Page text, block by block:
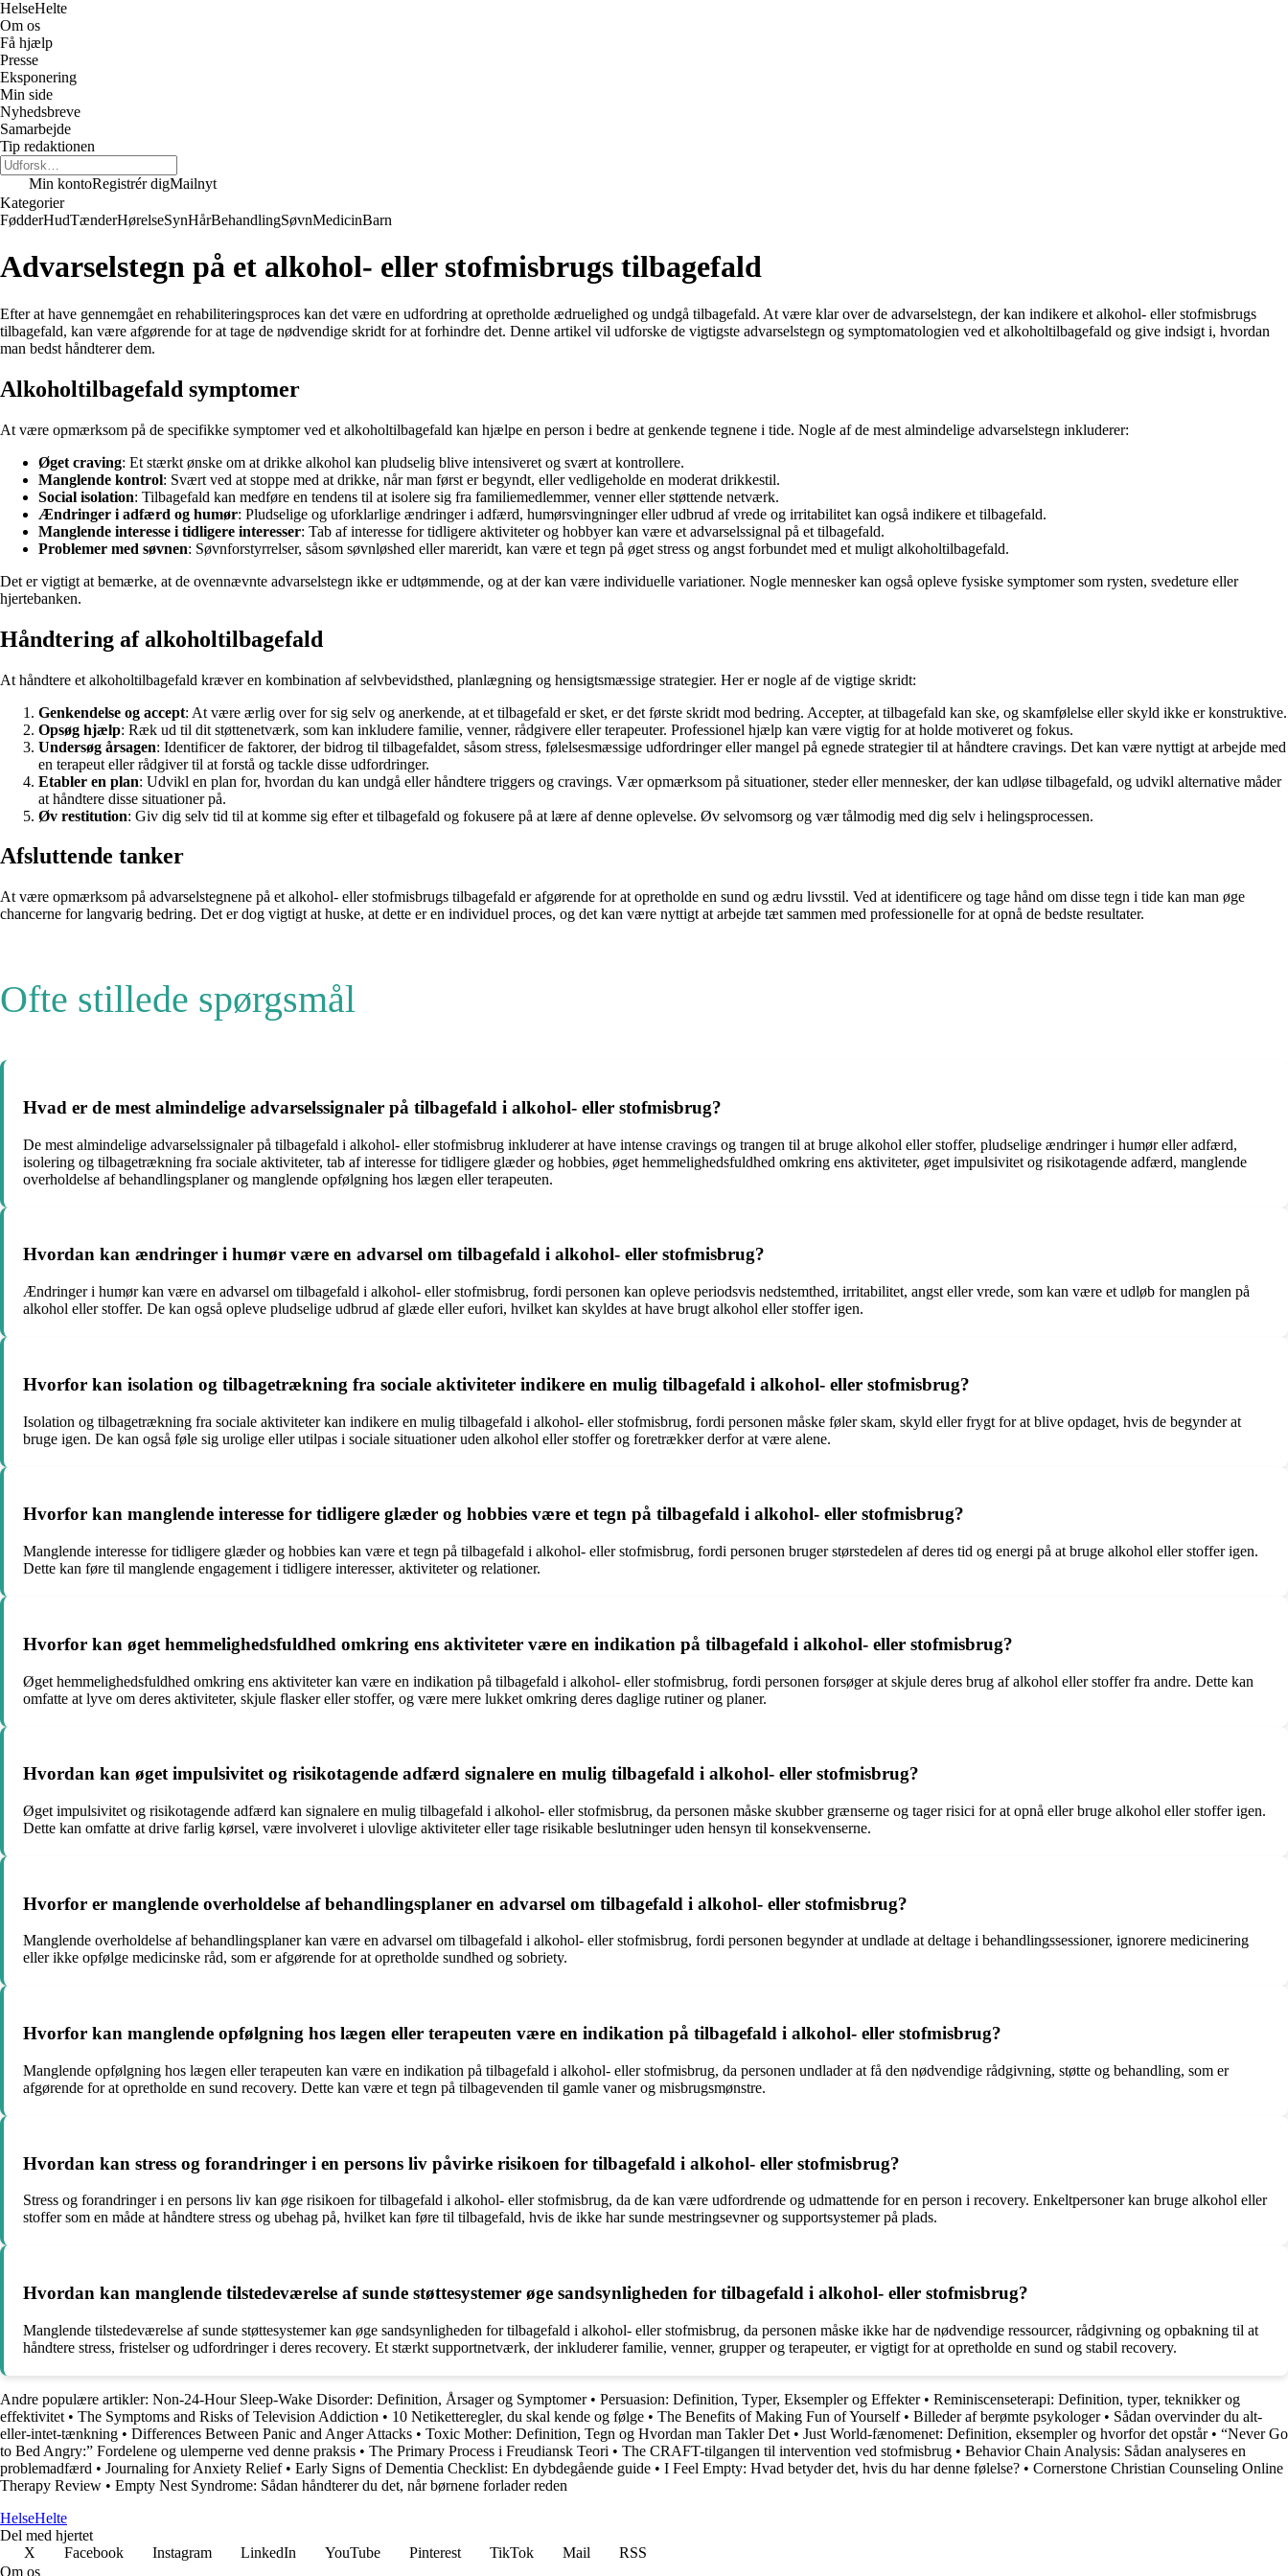
HelseHelte
Om os
Få hjælp
Presse
Eksponering
Min side
Nyhedsbreve
Samarbejde
Tip redaktionen
Min kontoRegistrér digMailnyt
Kategorier
FødderHudTænderHørelseSynHårBehandlingSøvnMedicinBarn
Advarselstegn på et alkohol- eller stofmisbrugs tilbagefald
Efter at have gennemgået en rehabiliteringsproces kan det være en udfordring at opretholde ædruelighed og undgå tilbagefald. At være klar over de advarselstegn, der kan indikere et alkohol- eller stofmisbrugs
tilbagefald, kan være afgørende for at tage de nødvendige skridt for at forhindre det. Denne artikel vil udforske de vigtigste advarselstegn og symptomatologien ved et alkoholtilbagefald og give indsigt i, hvordan
man bedst håndterer dem.
Alkoholtilbagefald symptomer
At være opmærksom på de specifikke symptomer ved et alkoholtilbagefald kan hjælpe en person i bedre at genkende tegnene i tide. Nogle af de mest almindelige advarselstegn inkluderer:
Øget craving: Et stærkt ønske om at drikke alkohol kan pludselig blive intensiveret og svært at kontrollere.
Manglende kontrol: Svært ved at stoppe med at drikke, når man først er begyndt, eller vedligeholde en moderat drikkestil.
Social isolation: Tilbagefald kan medføre en tendens til at isolere sig fra familiemedlemmer, venner eller støttende netværk.
Ændringer i adfærd og humør: Pludselige og uforklarlige ændringer i adfærd, humørsvingninger eller udbrud af vrede og irritabilitet kan også indikere et tilbagefald.
Manglende interesse i tidligere interesser: Tab af interesse for tidligere aktiviteter og hobbyer kan være et advarselssignal på et tilbagefald.
Problemer med søvnen: Søvnforstyrrelser, såsom søvnløshed eller mareridt, kan være et tegn på øget stress og angst forbundet med et muligt alkoholtilbagefald.
Det er vigtigt at bemærke, at de ovennævnte advarselstegn ikke er udtømmende, og at der kan være individuelle variationer. Nogle mennesker kan også opleve fysiske symptomer som rysten, svedeture eller
hjertebanken.
Håndtering af alkoholtilbagefald
At håndtere et alkoholtilbagefald kræver en kombination af selvbevidsthed, planlægning og hensigtsmæssige strategier. Her er nogle af de vigtige skridt:
Genkendelse og accept: At være ærlig over for sig selv og anerkende, at et tilbagefald er sket, er det første skridt mod bedring. Accepter, at tilbagefald kan ske, og skamfølelse eller skyld ikke er konstruktive.
Opsøg hjælp: Ræk ud til dit støttenetværk, som kan inkludere familie, venner, rådgivere eller terapeuter. Professionel hjælp kan være vigtig for at holde motiveret og fokus.
Undersøg årsagen: Identificer de faktorer, der bidrog til tilbagefaldet, såsom stress, følelsesmæssige udfordringer eller mangel på egnede strategier til at håndtere cravings. Det kan være nyttigt at arbejde med
en terapeut eller rådgiver til at forstå og tackle disse udfordringer.
Etabler en plan: Udvikl en plan for, hvordan du kan undgå eller håndtere triggers og cravings. Vær opmærksom på situationer, steder eller mennesker, der kan udløse tilbagefald, og udvikl alternative måder
at håndtere disse situationer på.
Øv restitution: Giv dig selv tid til at komme sig efter et tilbagefald og fokusere på at lære af denne oplevelse. Øv selvomsorg og vær tålmodig med dig selv i helingsprocessen.
Afsluttende tanker
At være opmærksom på advarselstegnene på et alkohol- eller stofmisbrugs tilbagefald er afgørende for at opretholde en sund og ædru livsstil. Ved at identificere og tage hånd om disse tegn i tide kan man øge
chancerne for langvarig bedring. Det er dog vigtigt at huske, at dette er en individuel proces, og det kan være nyttigt at arbejde tæt sammen med professionelle for at opnå de bedste resultater.
Ofte stillede spørgsmål
Hvad er de mest almindelige advarselssignaler på tilbagefald i alkohol- eller stofmisbrug?
De mest almindelige advarselssignaler på tilbagefald i alkohol- eller stofmisbrug inkluderer at have intense cravings og trangen til at bruge alkohol eller stoffer, pludselige ændringer i humør eller adfærd,
isolering og tilbagetrækning fra sociale aktiviteter, tab af interesse for tidligere glæder og hobbies, øget hemmelighedsfuldhed omkring ens aktiviteter, øget impulsivitet og risikotagende adfærd, manglende
overholdelse af behandlingsplaner og manglende opfølgning hos lægen eller terapeuten.
Hvordan kan ændringer i humør være en advarsel om tilbagefald i alkohol- eller stofmisbrug?
Ændringer i humør kan være en advarsel om tilbagefald i alkohol- eller stofmisbrug, fordi personen kan opleve periodsvis nedstemthed, irritabilitet, angst eller vrede, som kan være et udløb for manglen på
alkohol eller stoffer. De kan også opleve pludselige udbrud af glæde eller eufori, hvilket kan skyldes at have brugt alkohol eller stoffer igen.
Hvorfor kan isolation og tilbagetrækning fra sociale aktiviteter indikere en mulig tilbagefald i alkohol- eller stofmisbrug?
Isolation og tilbagetrækning fra sociale aktiviteter kan indikere en mulig tilbagefald i alkohol- eller stofmisbrug, fordi personen måske føler skam, skyld eller frygt for at blive opdaget, hvis de begynder at
bruge igen. De kan også føle sig urolige eller utilpas i sociale situationer uden alkohol eller stoffer og foretrækker derfor at være alene.
Hvorfor kan manglende interesse for tidligere glæder og hobbies være et tegn på tilbagefald i alkohol- eller stofmisbrug?
Manglende interesse for tidligere glæder og hobbies kan være et tegn på tilbagefald i alkohol- eller stofmisbrug, fordi personen bruger størstedelen af deres tid og energi på at bruge alkohol eller stoffer igen.
Dette kan føre til manglende engagement i tidligere interesser, aktiviteter og relationer.
Hvorfor kan øget hemmelighedsfuldhed omkring ens aktiviteter være en indikation på tilbagefald i alkohol- eller stofmisbrug?
Øget hemmelighedsfuldhed omkring ens aktiviteter kan være en indikation på tilbagefald i alkohol- eller stofmisbrug, fordi personen forsøger at skjule deres brug af alkohol eller stoffer fra andre. Dette kan
omfatte at lyve om deres aktiviteter, skjule flasker eller stoffer, og være mere lukket omkring deres daglige rutiner og planer.
Hvordan kan øget impulsivitet og risikotagende adfærd signalere en mulig tilbagefald i alkohol- eller stofmisbrug?
Øget impulsivitet og risikotagende adfærd kan signalere en mulig tilbagefald i alkohol- eller stofmisbrug, da personen måske skubber grænserne og tager risici for at opnå eller bruge alkohol eller stoffer igen.
Dette kan omfatte at drive farlig kørsel, være involveret i ulovlige aktiviteter eller tage risikable beslutninger uden hensyn til konsekvenserne.
Hvorfor er manglende overholdelse af behandlingsplaner en advarsel om tilbagefald i alkohol- eller stofmisbrug?
Manglende overholdelse af behandlingsplaner kan være en advarsel om tilbagefald i alkohol- eller stofmisbrug, fordi personen begynder at undlade at deltage i behandlingssessioner, ignorere medicinering
eller ikke opfølge medicinske råd, som er afgørende for at opretholde sundhed og sobriety.
Hvorfor kan manglende opfølgning hos lægen eller terapeuten være en indikation på tilbagefald i alkohol- eller stofmisbrug?
Manglende opfølgning hos lægen eller terapeuten kan være en indikation på tilbagefald i alkohol- eller stofmisbrug, da personen undlader at få den nødvendige rådgivning, støtte og behandling, som er
afgørende for at opretholde en sund recovery. Dette kan være et tegn på tilbagevenden til gamle vaner og misbrugsmønstre.
Hvordan kan stress og forandringer i en persons liv påvirke risikoen for tilbagefald i alkohol- eller stofmisbrug?
Stress og forandringer i en persons liv kan øge risikoen for tilbagefald i alkohol- eller stofmisbrug, da de kan være udfordrende og udmattende for en person i recovery. Enkeltpersoner kan bruge alkohol eller
stoffer som en måde at håndtere stress og ubehag på, hvilket kan føre til tilbagefald, hvis de ikke har sunde mestringsevner og supportsystemer på plads.
Hvordan kan manglende tilstedeværelse af sunde støttesystemer øge sandsynligheden for tilbagefald i alkohol- eller stofmisbrug?
Manglende tilstedeværelse af sunde støttesystemer kan øge sandsynligheden for tilbagefald i alkohol- eller stofmisbrug, da personen måske ikke har de nødvendige ressourcer, rådgivning og opbakning til at
håndtere stress, fristelser og udfordringer i deres recovery. Et stærkt supportnetværk, der inkluderer familie, venner, grupper og terapeuter, er vigtigt for at opretholde en sund og stabil recovery.
Andre populære artikler: Non-24-Hour Sleep-Wake Disorder: Definition, Årsager og Symptomer• Persuasion: Definition, Typer, Eksempler og Effekter• Reminiscenseterapi: Definition, typer, teknikker og
effektivitet • The Symptoms and Risks of Television Addiction • 10 Netiketteregler, du skal kende og følge • The Benefits of Making Fun of Yourself• Billeder af berømte psykologer• Sådan overvinder du alt-
eller-intet-tænkning • Differences Between Panic and Anger Attacks • Toxic Mother: Definition, Tegn og Hvordan man Takler Det • Just World-fænomenet: Definition, eksempler og hvorfor det opstår• “Never Go
to Bed Angry:” Fordelene og ulemperne ved denne praksis • The Primary Process i Freudiansk Teori • The CRAFT-tilgangen til intervention ved stofmisbrug • Behavior Chain Analysis: Sådan analyseres en
problemadfærd • Journaling for Anxiety Relief• Early Signs of Dementia Checklist: En dybdegående guide • I Feel Empty: Hvad betyder det, hvis du har denne følelse? • Cornerstone Christian Counseling Online
Therapy Review • Empty Nest Syndrome: Sådan håndterer du det, når børnene forlader reden
HelseHelte
Del med hjertet
X
Facebook Instagram LinkedIn YouTube Pinterest TikTok Mail
RSS
Om os